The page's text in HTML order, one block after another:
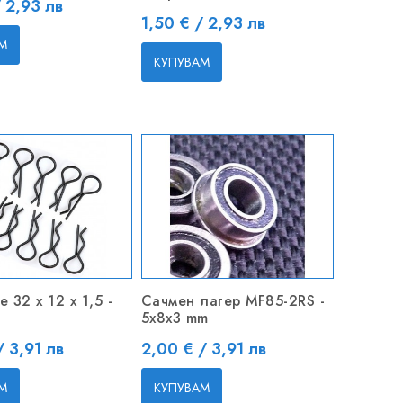
лв
Цена
1,50 € / 2,93 лв
КУПУВАМ
32 x 12 х 1,5 -
лв
Сачмен лагер MF85-2RS -
5x8x3 mm
Цена
2,00 € / 3,91 лв
КУПУВАМ